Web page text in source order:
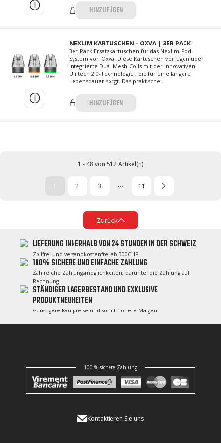
HINZUFÜGEN
NEXLIM KARTUSCHEN - OXVA | 3ER PACK
3er-Pack Ersatzkartuschen für das Nexlim-Pod-
System von Oxva. Diese Kartuschen verfügen über
integrierte Dual-Mesh-Coils mit der innovativen
Unitech 2.0-Technologie , die für eine längere
Lebensdauer sorgt. Das praktische...
HINZUFÜGEN
1 - 48 von 512 Artikel(n)
1 2 3 … 11
Zurück
LIEFERUNG INNERHALB VON 24 STUNDEN IN DER SCHWEIZ
Zollfrei und versandkostenfrei ab 300CHF
100% SICHERE UND EINFACHE ZAHLUNG
Zahlreiche Zahlungsmöglichkeiten, darunter die Zahlung auf
Rechnung
STÄNDIGER LAGERBESTAND UND EXKLUSIVE
PRODUKTNEUHEITEN
Günstigere Kaufpreise und somit höhere Margen
100 % sichere Zahlung
Kontaktieren Sie uns